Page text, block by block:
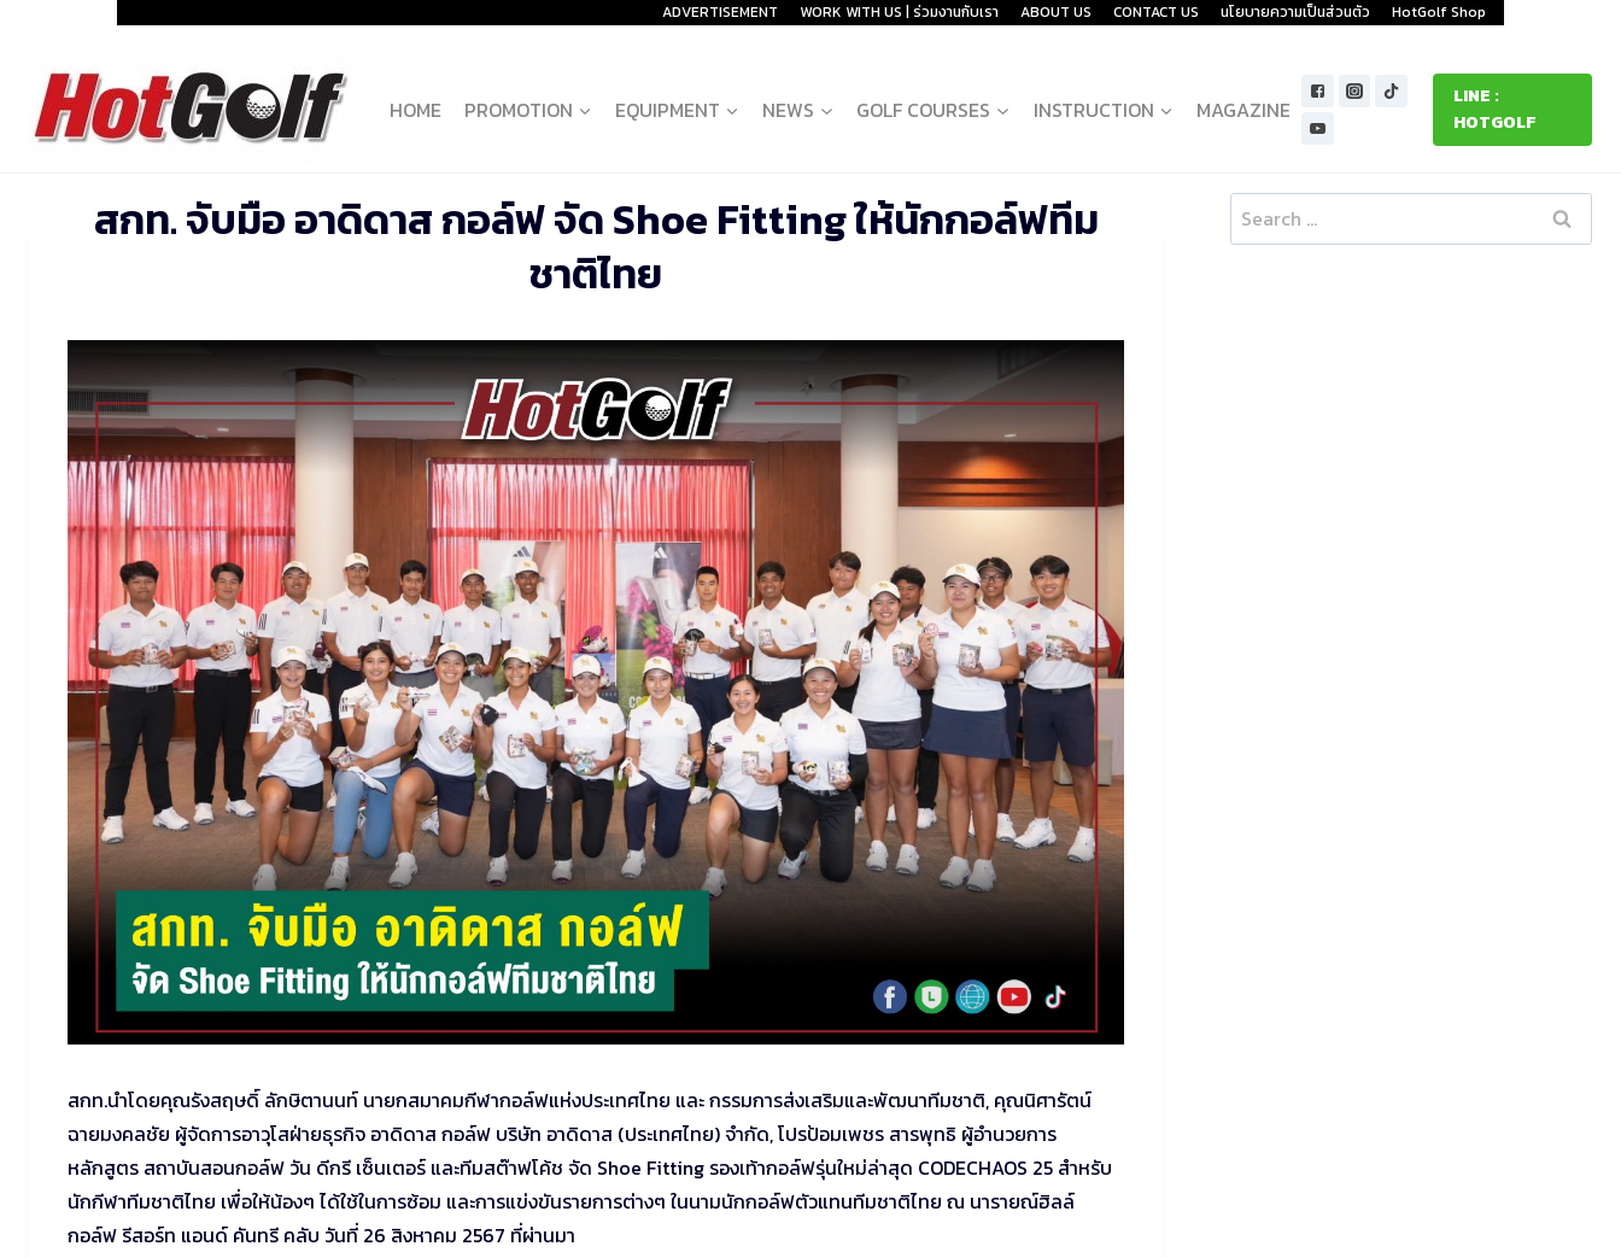
content
ADVERTISEMENT WORK WITH US | ร่วมงานกับเรา ABOUT US CONTACT US นโยบายความเป็นส่วนตัว HotGolf Shop
HOME PROMOTION EQUIPMENT NEWS GOLF COURSES INSTRUCTION MAGAZINE
LINE :
HOTGOLF
สกท. จับมือ อาดิดาส กอล์ฟ จัด Shoe Fitting ให้นักกอล์ฟทีม
ชาติไทย
สกท.นำโดยคุณรังสฤษดิ์ ลักษิตานนท์ นายกสมาคมกีฬากอล์ฟแห่งประเทศไทย และ กรรมการส่งเสริมและพัฒนาทีมชาติ, คุณนิศารัตน์
ฉายมงคลชัย ผู้จัดการอาวุโสฝ่ายธุรกิจ อาดิดาส กอล์ฟ บริษัท อาดิดาส (ประเทศไทย) จำกัด, โปรป้อมเพชร สารพุทธิ ผู้อำนวยการ
หลักสูตร สถาบันสอนกอล์ฟ วัน ดีกรี เซ็นเตอร์ และทีมสต๊าฟโค้ช จัด Shoe Fitting รองเท้ากอล์ฟรุ่นใหม่ล่าสุด CODECHAOS 25 สำหรับ
นักกีฬาทีมชาติไทย เพื่อให้น้องๆ ได้ใช้ในการซ้อม และการแข่งขันรายการต่างๆ ในนามนักกอล์ฟตัวแทนทีมชาติไทย ณ นารายณ์ฮิลล์
กอล์ฟ รีสอร์ท แอนด์ คันทรี คลับ วันที่ 26 สิงหาคม 2567 ที่ผ่านมา
Search
for: